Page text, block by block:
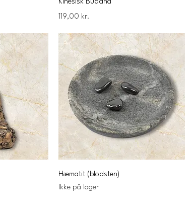
Kinesisk Buddha
Pris
119,00 kr.
Hæmatit (blodsten)
Ikke på lager